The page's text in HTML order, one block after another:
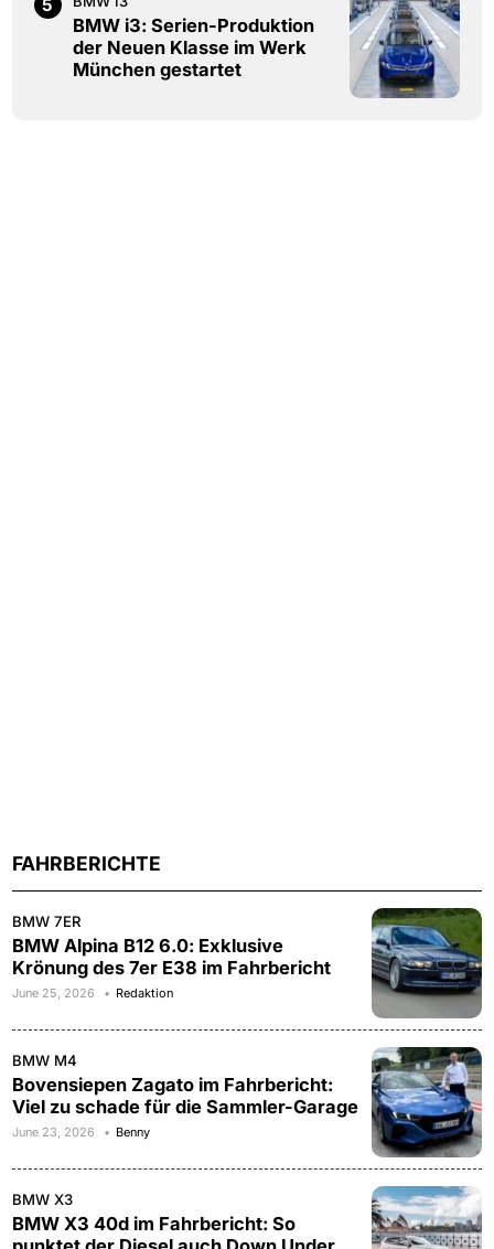
5
BMW i3: Serien-Produktion
der Neuen Klasse im Werk
München gestartet
FAHRBERICHTE
BMW 7ER
BMW Alpina B12 6.0: Exklusive
Krönung des 7er E38 im Fahrbericht
June 25, 2026 Redaktion
BMW M4
Bovensiepen Zagato im Fahrbericht:
Viel zu schade für die Sammler-Garage
June 23, 2026 Benny
BMW X3
BMW X3 40d im Fahrbericht: So